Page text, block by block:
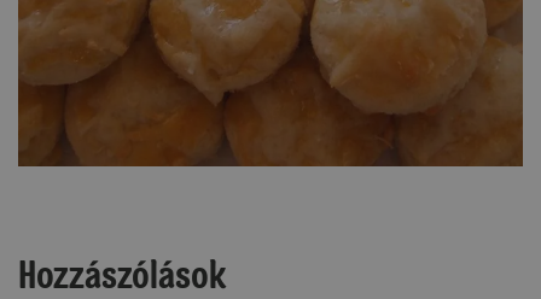
Hozzászólások